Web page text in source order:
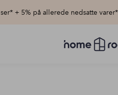
+ 5% på allerede nedsatte
Homeroom
–